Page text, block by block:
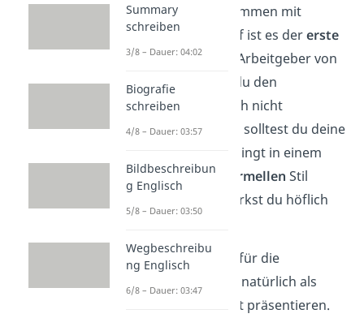
cover letter
Zusammen mit
deinem Lebenslauf ist es dererste
Eindruck, den ein Arbeitgeber von
dir bekommt. Da du den
Arbeitgeber ja noch nicht
persönlich kennst, solltest du deine
Bewerbung unbedingt in einem
sachlichenund formellen Stil
schreiben — so wirkst du höflich
Du möchtest dich für die
angebotene Stelle natürlich als
perfekter Kandidat präsentieren.
Summary
schreiben
3/8 – Dauer: 04:02
Biografie
schreiben
4/8 – Dauer: 03:57
Bildbeschreibun
g Englisch
5/8 – Dauer: 03:50
Wegbeschreibu
ng Englisch
6/8 – Dauer: 03:47